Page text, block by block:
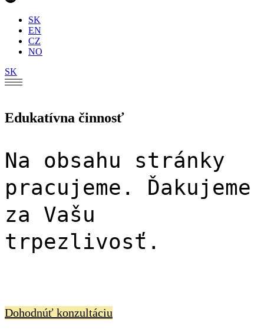
SK
EN
CZ
NO
SK
Edukatívna činnosť
Na obsahu stránky
pracujeme. Ďakujeme
za Vašu
trpezlivosť.
Dohodnúť konzultáciu